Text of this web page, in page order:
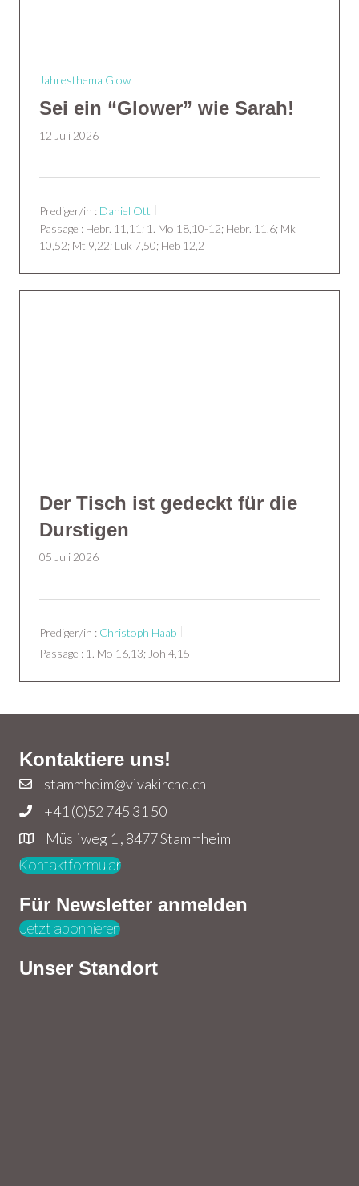
Jahresthema Glow
Sei ein “Glower” wie Sarah!
12 Juli 2026
Prediger/in : Daniel Ott
Passage : Hebr. 11,11; 1. Mo 18,10-12; Hebr. 11,6; Mk
10,52; Mt 9,22; Luk 7,50; Heb 12,2
Der Tisch ist gedeckt für die
Durstigen
05 Juli 2026
Prediger/in : Christoph Haab
Passage : 1. Mo 16,13; Joh 4,15
Kontaktiere uns!
stammheim@vivakirche.ch
+41 (0)52 745 31 50
Müsliweg 1 , 8477 Stammheim
Kontaktformular
Für Newsletter anmelden
Jetzt abonnieren
Unser Standort